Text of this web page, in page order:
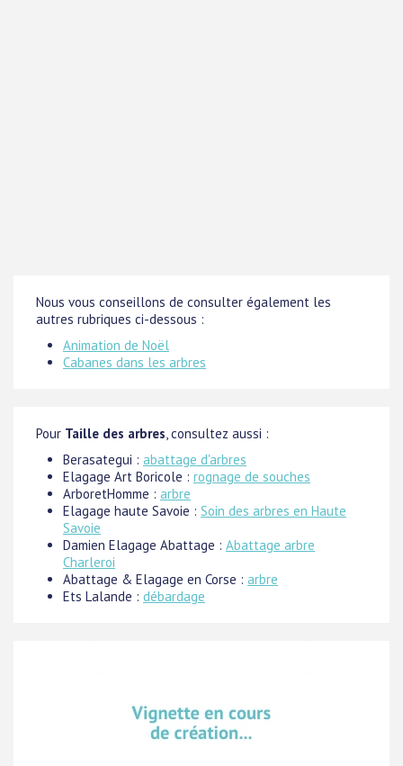
Nous vous conseillons de consulter également les
autres rubriques ci-dessous :
Animation de Noël
Cabanes dans les arbres
Pour Taille des arbres, consultez aussi :
Berasategui : abattage d'arbres
Elagage Art Boricole : rognage de souches
ArboretHomme : arbre
Elagage haute Savoie : Soin des arbres en Haute
Savoie
Damien Elagage Abattage : Abattage arbre
Charleroi
Abattage & Elagage en Corse : arbre
Ets Lalande : débardage